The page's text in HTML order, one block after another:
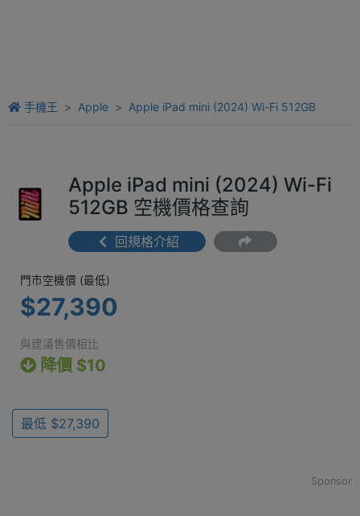
手機王 Apple Apple iPad mini (2024) Wi-Fi 512GB
Apple iPad mini (2024) Wi-Fi
512GB 空機價格查詢
回規格介紹
門市空機價 (最低) $27,390
門市空機價 (最低)
$27,390
與建議售價相比
降價 $10
最低 $27,390
Sponsor